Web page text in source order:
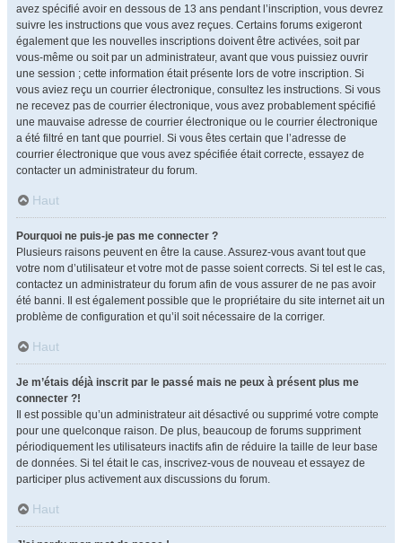
avez spécifié avoir en dessous de 13 ans pendant l’inscription, vous devrez
suivre les instructions que vous avez reçues. Certains forums exigeront
également que les nouvelles inscriptions doivent être activées, soit par
vous-même ou soit par un administrateur, avant que vous puissiez ouvrir
une session ; cette information était présente lors de votre inscription. Si
vous aviez reçu un courrier électronique, consultez les instructions. Si vous
ne recevez pas de courrier électronique, vous avez probablement spécifié
une mauvaise adresse de courrier électronique ou le courrier électronique
a été filtré en tant que pourriel. Si vous êtes certain que l’adresse de
courrier électronique que vous avez spécifiée était correcte, essayez de
contacter un administrateur du forum.
Haut
Pourquoi ne puis-je pas me connecter ?
Plusieurs raisons peuvent en être la cause. Assurez-vous avant tout que
votre nom d’utilisateur et votre mot de passe soient corrects. Si tel est le cas,
contactez un administrateur du forum afin de vous assurer de ne pas avoir
été banni. Il est également possible que le propriétaire du site internet ait un
problème de configuration et qu’il soit nécessaire de la corriger.
Haut
Je m’étais déjà inscrit par le passé mais ne peux à présent plus me
connecter ?!
Il est possible qu’un administrateur ait désactivé ou supprimé votre compte
pour une quelconque raison. De plus, beaucoup de forums suppriment
périodiquement les utilisateurs inactifs afin de réduire la taille de leur base
de données. Si tel était le cas, inscrivez-vous de nouveau et essayez de
participer plus activement aux discussions du forum.
Haut